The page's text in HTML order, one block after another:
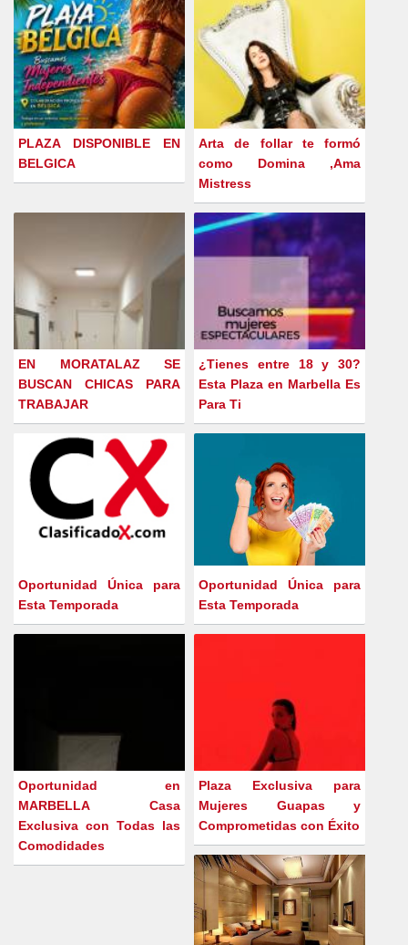
PLAZA DISPONIBLE EN
BELGICA
Arta de follar te formó
como Domina ,Ama
Mistress
EN MORATALAZ SE
BUSCAN CHICAS PARA
TRABAJAR
¿Tienes entre 18 y 30?
Esta Plaza en Marbella Es
Para Ti
Oportunidad Única para
Esta Temporada
Oportunidad Única para
Esta Temporada
Oportunidad en
MARBELLA Casa
Exclusiva con Todas las
Comodidades
Plaza Exclusiva para
Mujeres Guapas y
Comprometidas con Éxito